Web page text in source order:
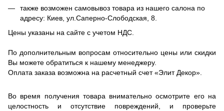
также возможен самовывоз товара из нашего салона по
адресу: Киев, ул.Саперно-Слободская, 8.
Цены указаны на сайте с учетом НДС.
По дополнительным вопросам относительно цены или скидки
Вы можете обратиться к нашему менеджеру.
Оплата заказа возможна на расчетный счет «Элит Декор».
Во время получения товара внимательно осмотрите его на
целостность и отсутствие повреждений, и проверьте